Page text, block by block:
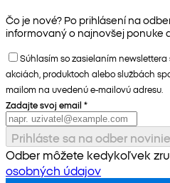
Čo je nové? Po prihlásení na
informovaný o najnovšej ponuke
Súhlasím so zasielaním
akciách, produktoch alebo službách
mailom na uvedenú e-mailovú adresu.
Zadajte svoj email *
Prihláste sa na odber
Odber môžete kedykoľvek
osobných údajov